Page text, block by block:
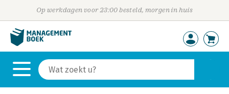
Op werkdagen voor 23:00 besteld, morgen in huis